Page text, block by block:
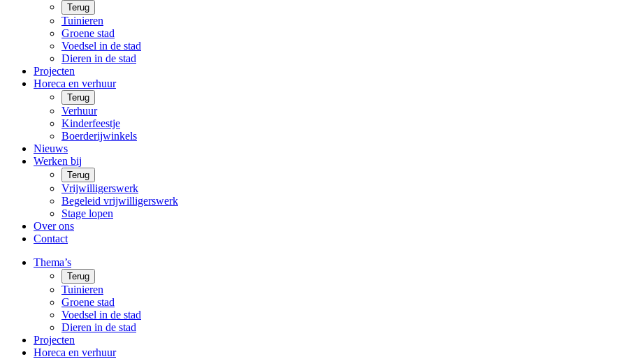
Terug
Tuinieren
Groene stad
Voedsel in de stad
Dieren in de stad
Projecten
Horeca en verhuur
Terug
Verhuur
Kinderfeestje
Boerderijwinkels
Nieuws
Werken bij
Terug
Vrijwilligerswerk
Begeleid vrijwilligerswerk
Stage lopen
Over ons
Contact
Thema’s
Terug
Tuinieren
Groene stad
Voedsel in de stad
Dieren in de stad
Projecten
Horeca en verhuur